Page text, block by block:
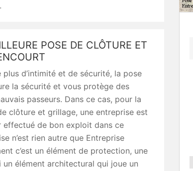
POSE DE CLÔTURE ET
d’intimité et de sécurité, la pose
la sécurité et vous protège des
passeurs. Dans ce cas, pour la
clôture et grillage, une entreprise est
effectué de bon exploit dans ce
n’est rien autre que Entreprise
c’est un élément de protection, une
un élément architectural qui joue un